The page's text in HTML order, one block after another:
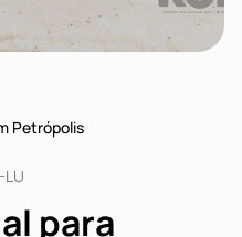
Petrópolis
LU
para